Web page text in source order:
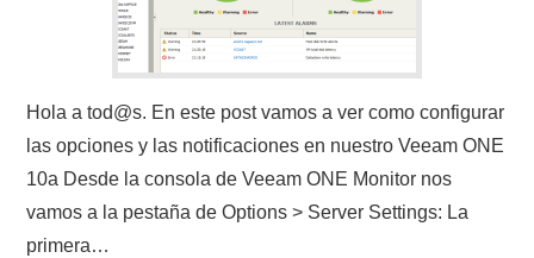
Hola a tod@s. En este post vamos a ver como configurar
las opciones y las notificaciones en nuestro Veeam ONE
10a Desde la consola de Veeam ONE Monitor nos
vamos a la pestaña de Options > Server Settings: La
primera…